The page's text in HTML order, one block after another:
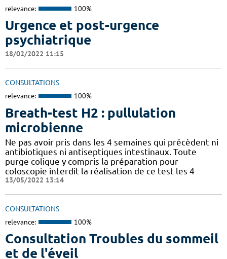
relevance: 100%
Urgence et post-urgence
psychiatrique
18/02/2022 11:15
CONSULTATIONS
relevance: 100%
Breath-test H2 : pullulation
microbienne
Ne pas avoir pris dans les 4 semaines qui précèdent ni
antibiotiques ni antiseptiques intestinaux. Toute
purge colique y compris la préparation pour
coloscopie interdit la réalisation de ce test les 4
13/05/2022 13:14
CONSULTATIONS
relevance: 100%
Consultation Troubles du sommeil
et de l'éveil